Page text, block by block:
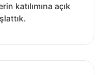
katılımına açık